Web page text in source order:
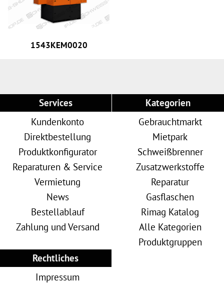
1543KEM0020
Services
Kundenkonto
Direktbestellung
Produktkonfigurator
Reparaturen & Service
Vermietung
News
Bestellablauf
Zahlung und Versand
Kategorien
Gebrauchtmarkt
Mietpark
Schweißbrenner
Zusatzwerkstoffe
Reparatur
Gasflaschen
Rimag Katalog
Alle Kategorien
Produktgruppen
Rechtliches
Impressum